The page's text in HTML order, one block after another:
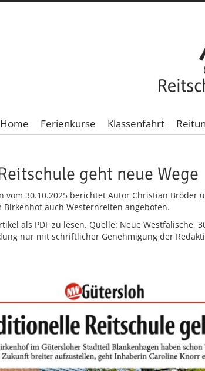
Home Ferienkurse Klassenfahrt
geht neue Wege
vom 30.10.2025 berichtet Autor Christian Bröder
Birkenhof auch Westernreiten angeboten.
als PDF zu lesen. Quelle: Neue Westfälische,
nur mit schriftlicher Genehmigung der